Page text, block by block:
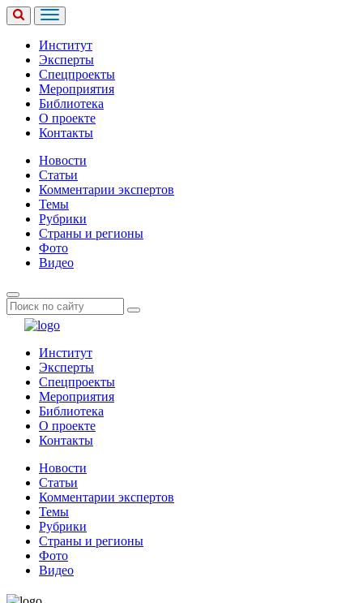
Институт
Эксперты
Спецпроекты
Мероприятия
Библиотека
О проекте
Контакты
Новости
Статьи
Комментарии экспертов
Темы
Рубрики
Страны и регионы
Фото
Видео
Институт
Эксперты
Спецпроекты
Мероприятия
Библиотека
О проекте
Контакты
Новости
Статьи
Комментарии экспертов
Темы
Рубрики
Страны и регионы
Фото
Видео